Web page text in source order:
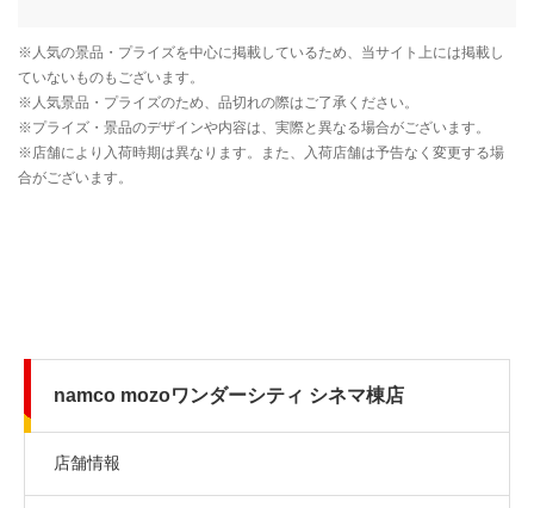
namco mozoワンダーシティ シネマ棟店
店舗情報